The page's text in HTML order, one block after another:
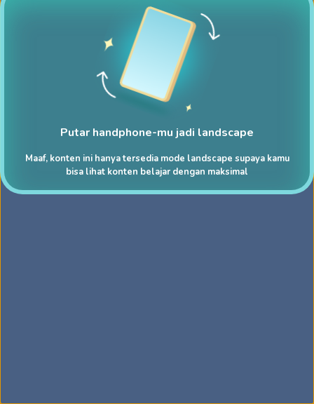
Putar handphone-mu jadi landscape
Maaf, konten ini hanya tersedia mode landscape supaya kamu
bisa lihat konten belajar dengan maksimal